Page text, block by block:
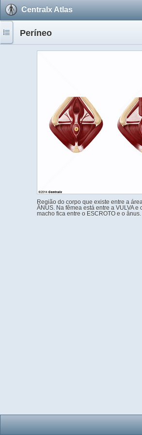
Centralx Atlas
Períneo
Região do corpo que existe entre a
ÂNUS. Na fêmea está entre a VULVA e
macho fica entre o ESCROTO e o ânus.